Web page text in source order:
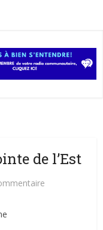
de l’Est